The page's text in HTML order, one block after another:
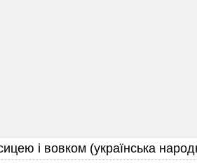
і вовком (українська